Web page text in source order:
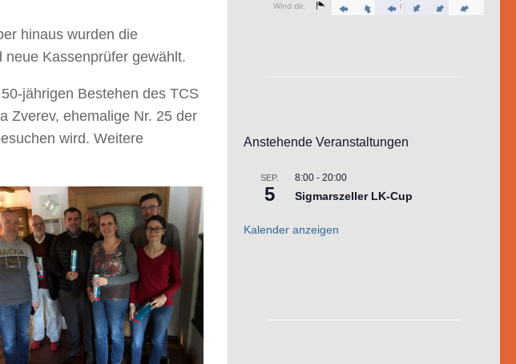
hinaus wurden die
Kassenprüfer gewählt.
jährigen Bestehen des TCS
Zverev, ehemalige Nr. 25 der
wird. Weitere
Anstehende Veranstaltungen
SEP.
5
8:00 - 20:00
Sigmarszeller LK-Cup
Kalender anzeigen